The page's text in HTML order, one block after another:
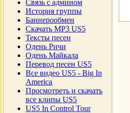
Cвязь с админом
История группы
Баннерообмен
Скачать MP3 US5
Тексты песен
Одень Ричи
Одень Майкала
Перевод песен US5
Все видео US5 - Big In
America
Просмотреть и скачать
все клипы US5
US5 In Control Tour